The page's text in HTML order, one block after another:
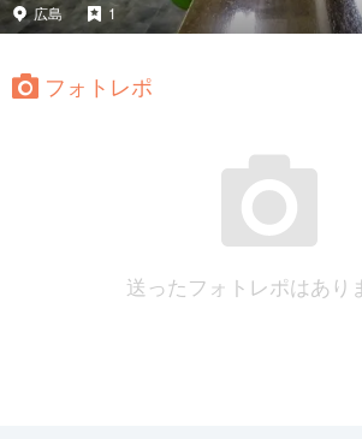
広島 1
フォトレポ
送ったフォトレポはあり